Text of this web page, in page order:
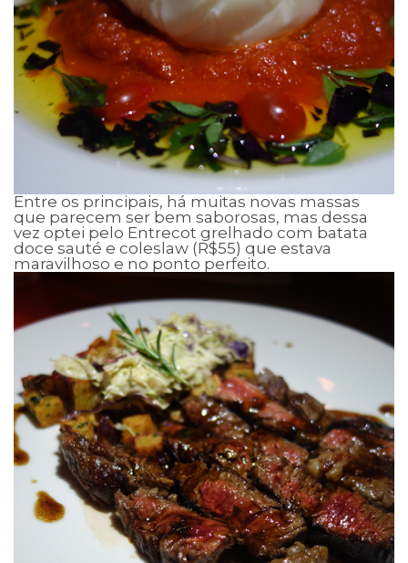
Entre os principais, há muitas novas massas
que parecem ser bem saborosas, mas dessa
vez optei pelo Entrecot grelhado com batata
doce sauté e coleslaw (R$55) que estava
maravilhoso e no ponto perfeito.